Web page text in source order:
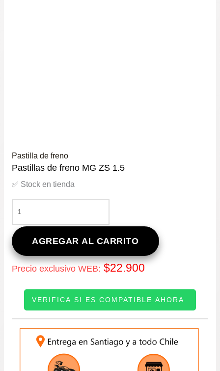
Pastilla de freno
Pastillas de freno MG ZS 1.5
✅ Stock en tienda
DE
FRENO
MG
ZS
1.5
CANTIDAD
AGREGAR AL CARRITO
Precio exclusivo WEB: $22.900
VERIFICA SI ES COMPATIBLE AHORA